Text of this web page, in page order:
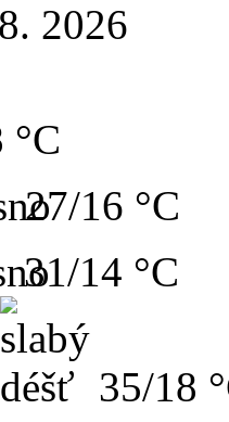
2026
°C
27/16 °C
31/14 °C
35/18